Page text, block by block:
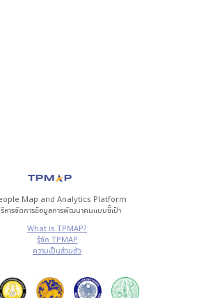
Map and Analytics Platform
หารจัดการข้อมูลการพัฒนาคนแบบชี้เป้า
What is TPMAP?
รู้จัก TPMAP
ความเป็นส่วนตัว